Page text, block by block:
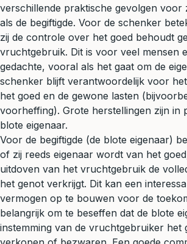
verschillende praktische gevolgen voor
als de begiftigde. Voor de schenker
zij de controle over het goed behoudt
vruchtgebruik. Dit is voor veel mensen
gedachte, vooral als het gaat om de
schenker blijft verantwoordelijk voor
het goed en de gewone lasten
voorheffing). Grote herstellingen zijn in
blote eigenaar.
Voor de begiftigde (de blote eigenaar)
of zij reeds eigenaar wordt van het
uitdoven van het vruchtgebruik de
het genot verkrijgt. Dit kan een
vermogen op te bouwen voor de
belangrijk om te beseffen dat de blote
instemming van de vruchtgebruiker het